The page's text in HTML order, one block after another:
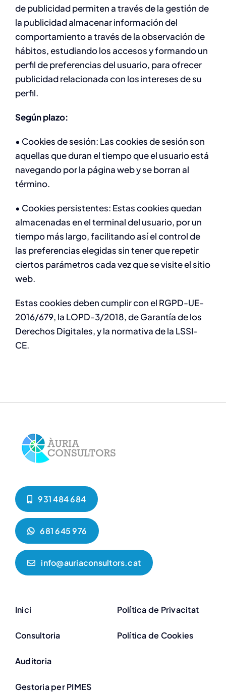
de publicidad permiten a través de la gestión de
la publicidad almacenar información del
comportamiento a través de la observación de
hábitos, estudiando los accesos y formando un
perfil de preferencias del usuario, para ofrecer
publicidad relacionada con los intereses de su
perfil.
Según plazo:
• Cookies de sesión: Las cookies de sesión son
aquellas que duran el tiempo que el usuario está
navegando por la página web y se borran al
término.
• Cookies persistentes: Estas cookies quedan
almacenadas en el terminal del usuario, por un
tiempo más largo, facilitando así el control de
las preferencias elegidas sin tener que repetir
ciertos parámetros cada vez que se visite el sitio
web.
Estas cookies deben cumplir con el RGPD-UE-
2016/679, la LOPD-3/2018, de Garantía de los
Derechos Digitales, y la normativa de la LSSI-
CE.
931 484 684
681 645 976
info@auriaconsultors.cat
Inici
Consultoria
Auditoria
Gestoria per PIMES
Política de Privacitat
Política de Cookies